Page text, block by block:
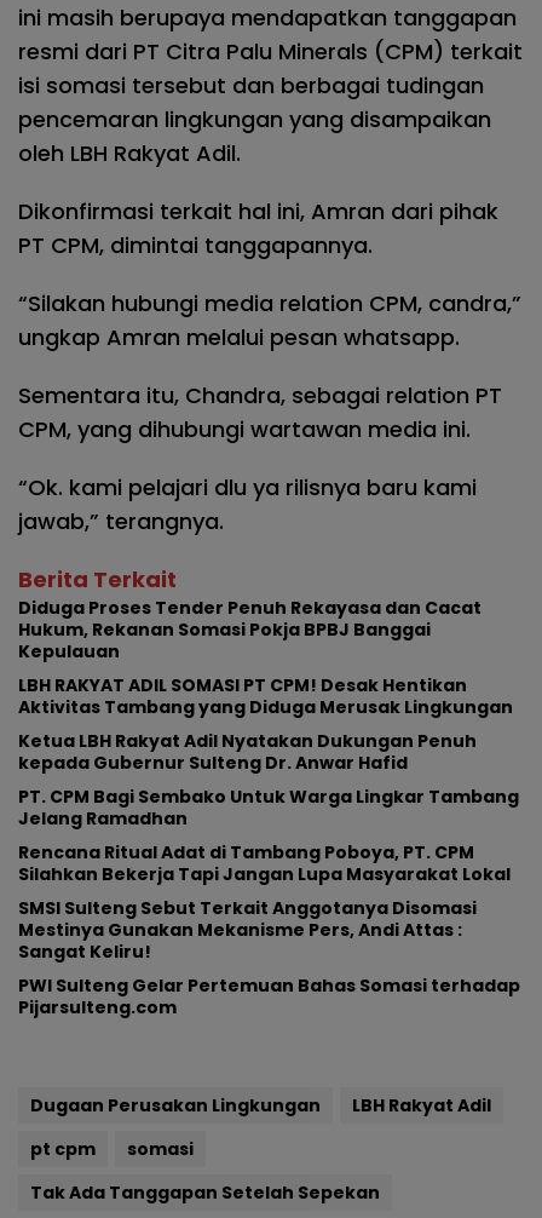
ini masih berupaya mendapatkan tanggapan
resmi dari PT Citra Palu Minerals (CPM) terkait
isi somasi tersebut dan berbagai tudingan
pencemaran lingkungan yang disampaikan
oleh LBH Rakyat Adil.
Dikonfirmasi terkait hal ini, Amran dari pihak
PT CPM, dimintai tanggapannya.
“Silakan hubungi media relation CPM, candra,”
ungkap Amran melalui pesan whatsapp.
Sementara itu, Chandra, sebagai relation PT
CPM, yang dihubungi wartawan media ini.
“Ok. kami pelajari dlu ya rilisnya baru kami
jawab,” terangnya.
Berita Terkait
Diduga Proses Tender Penuh Rekayasa dan Cacat
Hukum, Rekanan Somasi Pokja BPBJ Banggai
Kepulauan
LBH RAKYAT ADIL SOMASI PT CPM! Desak Hentikan
Aktivitas Tambang yang Diduga Merusak Lingkungan
Ketua LBH Rakyat Adil Nyatakan Dukungan Penuh
kepada Gubernur Sulteng Dr. Anwar Hafid
PT. CPM Bagi Sembako Untuk Warga Lingkar Tambang
Jelang Ramadhan
Rencana Ritual Adat di Tambang Poboya, PT. CPM
Silahkan Bekerja Tapi Jangan Lupa Masyarakat Lokal
SMSI Sulteng Sebut Terkait Anggotanya Disomasi
Mestinya Gunakan Mekanisme Pers, Andi Attas :
Sangat Keliru!
PWI Sulteng Gelar Pertemuan Bahas Somasi terhadap
Pijarsulteng.com
Dugaan Perusakan Lingkungan
LBH Rakyat Adil
pt cpm
somasi
Tak Ada Tanggapan Setelah Sepekan